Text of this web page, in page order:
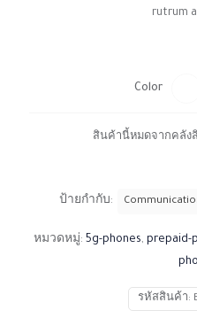
rutrum
Color
สินค้านี้หมดจากคลัง
รหัสสินค้า:
หมวดหมู่: 5g-phones, prepaid-
ป้ายกำกับ: